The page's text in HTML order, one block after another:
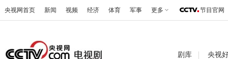
央视网首页 新闻 视频 经济 体育 军事 更多 节目官网
剧库 央视